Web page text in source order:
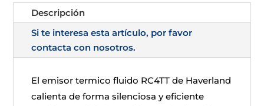
Descripción
Si te interesa esta artículo, por favor
contacta con nosotros.
El emisor termico fluido RC4TT de Haverland
calienta de forma silenciosa y eficiente